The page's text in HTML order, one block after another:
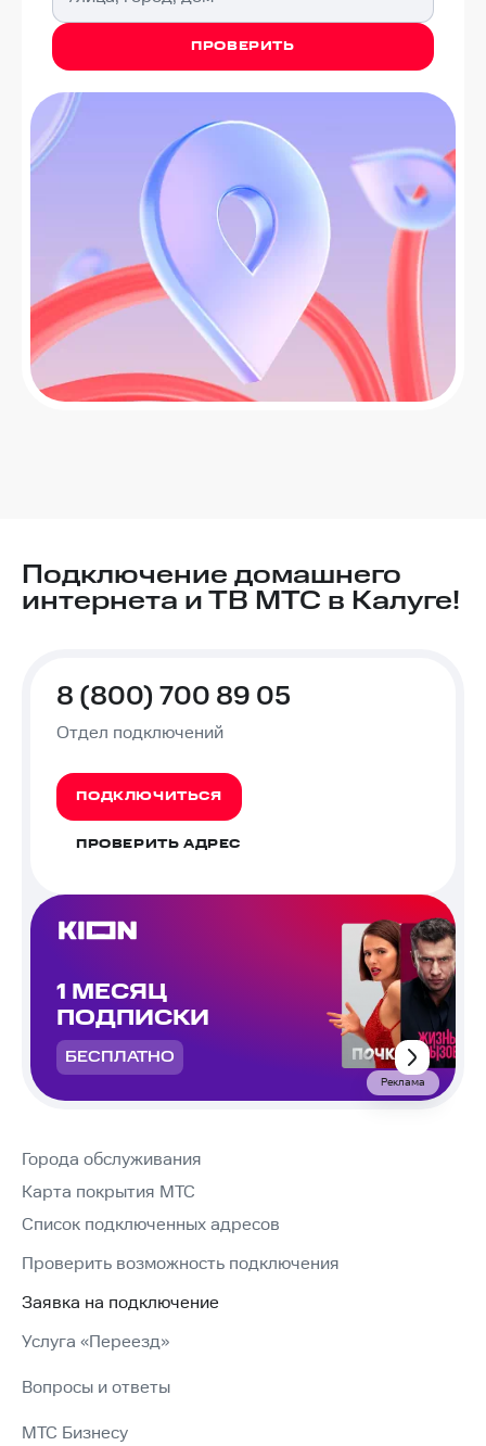
ПРОВЕРИТЬ
Подключение домашнего
интернета и ТВ МТС в Калуге!
8 (800) 700 89 05
Отдел подключений
ПОДКЛЮЧИТЬСЯ
ПРОВЕРИТЬ АДРЕС
1 МЕСЯЦ
ПОДПИСКИ
БЕСПЛАТНО
Реклама
Города обслуживания
Карта покрытия МТС
Список подключенных адресов
Проверить возможность подключения
Заявка на подключение
Услуга «Переезд»
Вопросы и ответы
МТС Бизнесу